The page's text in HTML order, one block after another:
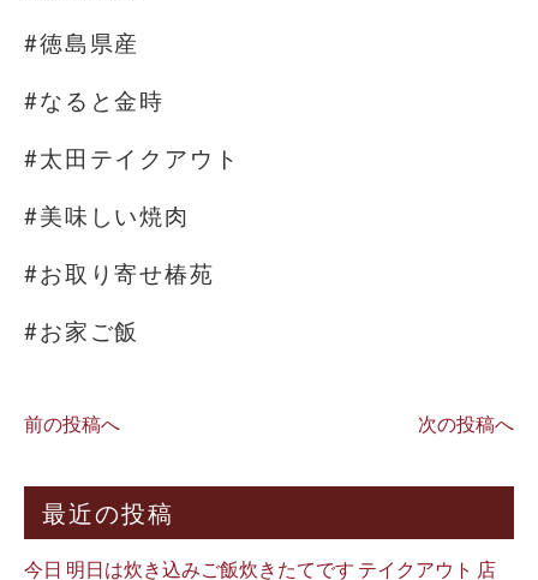
#徳島県産
#なると金時
#太田テイクアウト
#美味しい焼肉
#お取り寄せ椿苑
#お家ご飯
前の投稿へ 次の投稿へ
最近の投稿
今日 明日は炊き込みご飯炊きたてです テイクアウト 店